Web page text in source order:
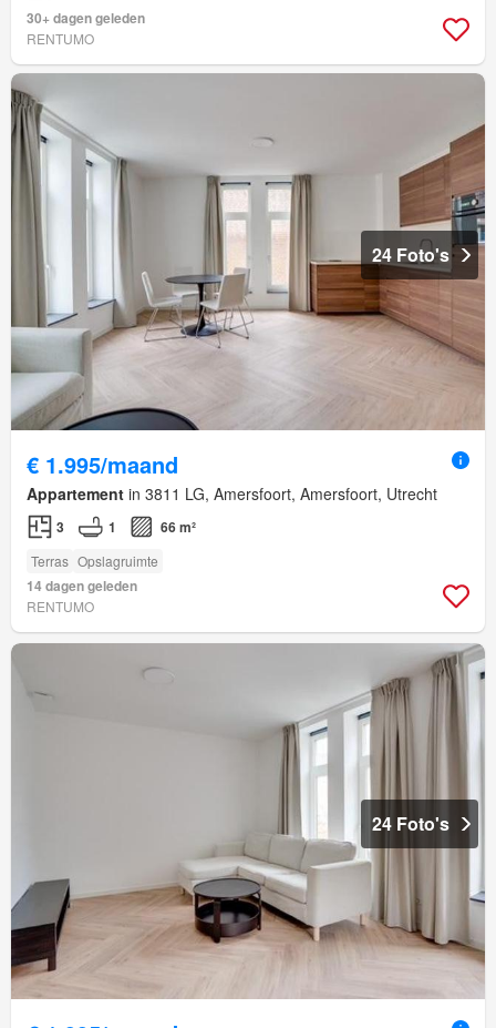
30+ dagen geleden
RENTUMO
24 Foto's
€ 1.995/maand
Appartement in 3811 LG, Amersfoort, Amersfoort, Utrecht
3 1 66 m²
Terras Opslagruimte
14 dagen geleden
RENTUMO
24 Foto's